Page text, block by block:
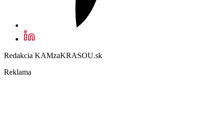
Redakcia KAMzaKRASOU.sk
Reklama